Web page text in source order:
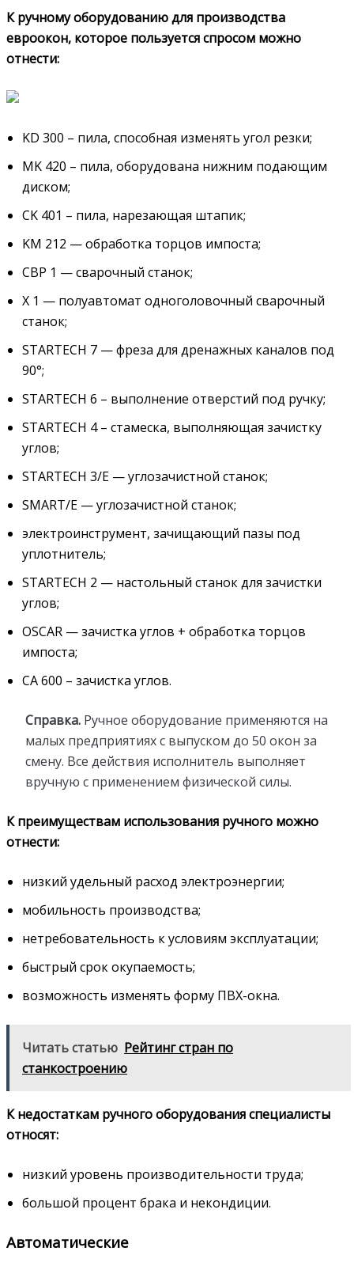
К ручному оборудованию для производства
евроокон, которое пользуется спросом можно
отнести:
KD 300 – пила, способная изменять угол резки;
MK 420 – пила, оборудована нижним подающим
диском;
CK 401 – пила, нарезающая штапик;
KM 212 — обработка торцов импоста;
СВР 1 — сварочный станок;
Х 1 — полуавтомат одноголовочный сварочный
станок;
STARTECH 7 — фреза для дренажных каналов под
90°;
STARTECH 6 – выполнение отверстий под ручку;
STARTECH 4 – стамеска, выполняющая зачистку
углов;
STARTECH 3/E — углозачистной станок;
SMART/E — углозачистной станок;
электроинструмент, зачищающий пазы под
уплотнитель;
STARTECH 2 — настольный станок для зачистки
углов;
OSCAR — зачистка углов + обработка торцов
импоста;
CA 600 – зачистка углов.
Справка. Ручное оборудование применяются на
малых предприятиях с выпуском до 50 окон за
смену. Все действия исполнитель выполняет
вручную с применением физической силы.
К преимуществам использования ручного можно
отнести:
низкий удельный расход электроэнергии;
мобильность производства;
нетребовательность к условиям эксплуатации;
быстрый срок окупаемость;
возможность изменять форму ПВХ-окна.
Читать статью Рейтинг стран по
станкостроению
К недостаткам ручного оборудования специалисты
относят:
низкий уровень производительности труда;
большой процент брака и некондиции.
Автоматические